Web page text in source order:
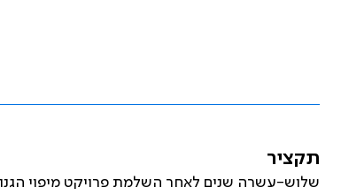
תקציר
שלוש-עשרה שנים לאחר השלמת פרויקט מיפוי